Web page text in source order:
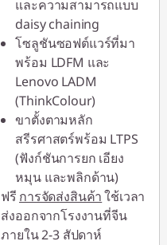
และความสามารถแบบ
daisy chaining
โซลูชันซอฟต์แวร์ที่มา
พร้อม LDFM และ
Lenovo LADM
(ThinkColour)
ขาตั้งตามหลัก
สรีรศาสตร์พร้อม LTPS
(ฟังก์ชันการยก เอียง
หมุน และพลิกด้าน)
ฟรี การจัดส่งสินค้าใช้เวลา
ส่งออกจากโรงงานที่จีน
ภายใน 2-3 สัปดาห์